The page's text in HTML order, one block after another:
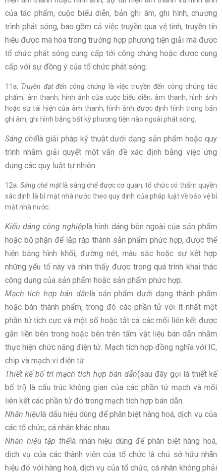
của tác phẩm, cuộc biểu diễn, bản ghi âm, ghi hình, chương
trình phát sóng, bao gồm cả việc truyền qua vệ tinh, truyền tín
hiệu được mã hóa trong trường hợp phương tiện giải mã được
tổ chức phát sóng cung cấp tới công chúng hoặc được cung
cấp với sự đồng ý của tổ chức phát sóng.
11a. Truyền đạt đến công chúng
là việc truyền đến công chúng tác
phẩm; âm thanh, hình ảnh của cuộc biểu diễn; âm thanh, hình ảnh
hoặc sự tái hiện của âm thanh, hình ảnh được định hình trong bản
ghi âm, ghi hình bằng bất kỳ phương tiện nào ngoài phát sóng.
Sáng chếlà giải pháp kỹ thuật dưới dạng sản phẩm hoặc quy
trình nhằm giải quyết một vấn đề xác định bằng việc ứng
dụng các quy luật tự nhiên.
12a. Sáng chế mậtlà sáng chế được cơ quan, tổ chức có thẩm quyền
xác định là bí mật nhà nước theo quy định của pháp luật về bảo vệ bí
mật nhà nước.
Kiểu dáng công nghiệplà hình dáng bên ngoài của sản phẩm
hoặc bộ phận để lắp ráp thành sản phẩm phức hợp, được thể
hiện bằng hình khối, đường nét, màu sắc hoặc sự kết hợp
những yếu tố này và nhìn thấy được trong quá trình khai thác
công dụng của sản phẩm hoặc sản phẩm phức hợp.
Mạch tích hợp bán dẫnlà sản phẩm dưới dạng thành phẩm
hoặc bán thành phẩm, trong đó các phần tử với ít nhất một
phần tử tích cực và một số hoặc tất cả các mối liên kết được
gắn liền bên trong hoặc bên trên tấm vật liệu bán dẫn nhằm
thực hiện chức năng điện tử. Mạch tích hợp đồng nghĩa với IC,
chip và mạch vi điện tử.
Thiết kế bố trí mạch tích hợp bán dẫn(sau đây gọi là thiết kế
bố trí) là cấu trúc không gian của các phần tử mạch và mối
liên kết các phần tử đó trong mạch tích hợp bán dẫn.
Nhãn hiệulà dấu hiệu dùng để phân biệt hàng hoá, dịch vụ của
các tổ chức, cá nhân khác nhau.
Nhãn hiệu tập thểlà nhãn hiệu dùng để phân biệt hàng hoá,
dịch vụ của các thành viên của tổ chức là chủ sở hữu nhãn
hiệu đó với hàng hoá, dịch vụ của tổ chức, cá nhân không phải